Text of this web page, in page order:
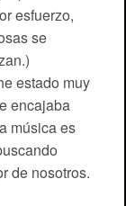
esfuerzo,
se
estado muy
encajaba
música es
de nosotros.